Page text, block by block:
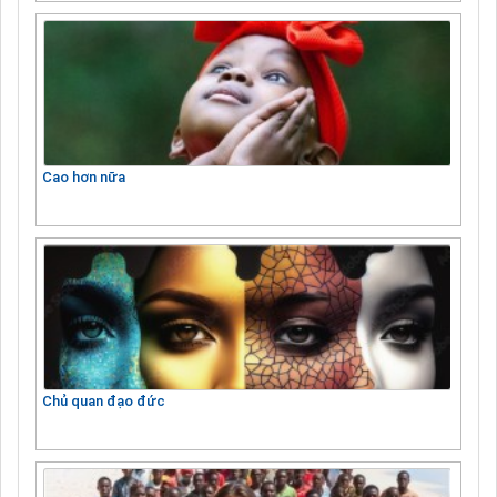
Cao hơn nữa
Chủ quan đạo đức